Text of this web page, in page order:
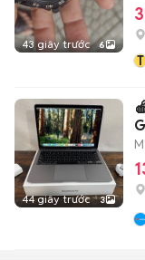
43 giây trước 6
T
44 giây trước 3